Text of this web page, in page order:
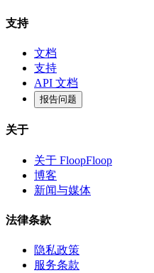
支持
文档
支持
API 文档
报告问题
关于
关于 FloopFloop
博客
新闻与媒体
法律条款
隐私政策
服务条款